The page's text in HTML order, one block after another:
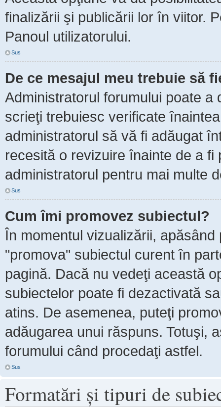
finalizării şi publicării lor în viitor.
Panoul utilizatorului.
Sus
De ce mesajul meu trebuie să
Administratorul forumului poate
scrieţi trebuiesc verificate
administratorul să vă fi adăugat
recesită o revizuire înainte de a
administratorul pentru mai multe
Sus
Cum îmi promovez subiectul?
În momentul vizualizării, apăsând
"promova" subiectul curent în
pagină. Dacă nu vedeţi această
subiectelor poate fi dezactivată
atins. De asemenea, puteţi
adăugarea unui răspuns. Totuşi,
forumului când procedaţi astfel.
Sus
Formatări şi tipuri de